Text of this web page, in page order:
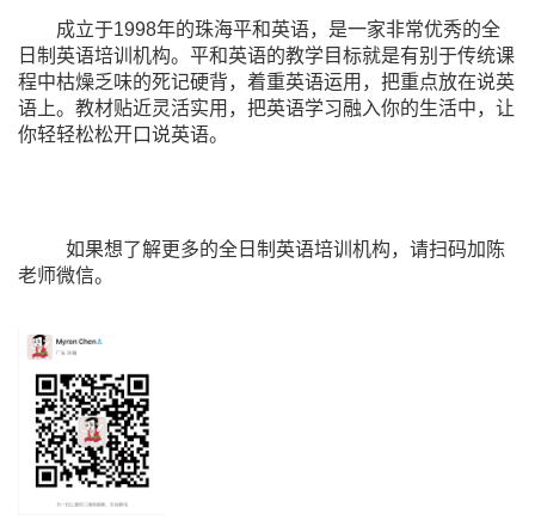
成立于1998年的珠海平和英语，是一家非常优秀的全
日制英语培训机构。平和英语的教学目标就是有别于传统课
程中枯燥乏味的死记硬背，着重英语运用，把重点放在说英
语上。教材贴近灵活实用，把英语学习融入你的生活中，让
你轻轻松松开口说英语。
如果想了解更多的全日制英语培训机构，请扫码加陈
老师微信。